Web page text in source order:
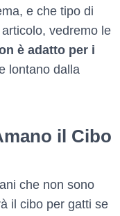
e che tipo di
vedremo le
è adatto per i
lontano dalla
il Cibo
che non sono
il cibo per gatti se